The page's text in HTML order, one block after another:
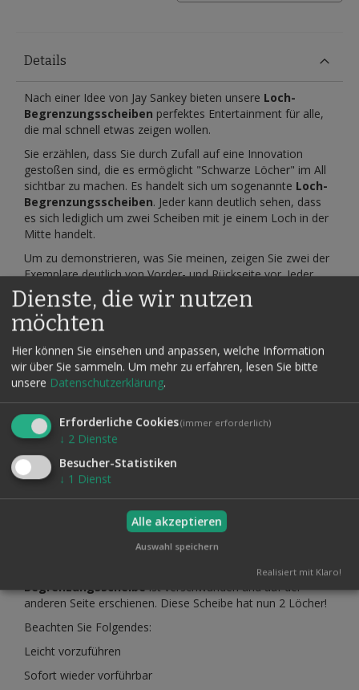
Details
Nach einer Idee von Jay Sankey bieten unsere Loch-
Begrenzungsscheiben perfektes Entertainment für alle,
die mal schnell etwas zeigen wollen.
Sie erzählen, dass Sie durch Zufall auf eine Innovation
gestoßen sind, die es ermöglicht "Schwarze Löcher" im All
sichtbar zu machen. Es handelt sich um sogenannte Loch-
Begrenzungsscheiben. Jeder kann deutlich sehen, dass
es sich lediglich um zwei Scheiben mit je einem Loch in der
Mitte handelt.
Um zu demonstrieren, was Sie meinen, zeigen Sie zwei der
Exemplare deutlich von Vorder- und Rückseite vor. Jeder
kann sehen, dass es sich um nichts weiter handelt als zwei
kräftige Unterlegscheiben aus Metall, wie diese im
Volksmund auch genannt werden.
Dadurch, dass durch die Scheiben die Löcher sichtbar
gemacht wurden, lassen sich diese nun auch verschieben,
sodass von diesen keine Gefahr mehr für die sie
umgebende Materie besteht. Um dieses zu demonstrieren,
Hand kommt nun eine Scheibe. Sobald Ihr Zuschauer die
Scheibe in der Hand hält bitten Sie ihn, diese zu schließen.
Pantomimisch nehmen Sie nun das Loch von der einen
Scheibe herunter und geben es imaginär auf die Scheibe in
der anderen Hand. Nach einer kleinen Exkursion in das
Weltall und die Kraft der schwarzen Löcher, bitten Sie Ihren
Zuschauer seine Hände wieder zu öffnen.
Was er nun zu sehen bekommt, hat bisher jedem Laien die
Sprache verschlagen. Das Loch auf der einenLoch-
Begrenzungsscheibeist verschwunden und auf der
anderen Seite erschienen. Diese Scheibe hat nun 2 Löcher!
Beachten Sie Folgendes:
Leicht vorzuführen
Sofort wieder vorführbar
Dienste, die wir nutzen
möchten
Hier können Sie einsehen und anpassen, welche Information
wir über Sie sammeln. Um mehr zu erfahren, lesen Sie bitte
unsere Datenschutzerklärung.
Erforderliche Cookies(immer erforderlich)
↓ 2 Dienste
Besucher-Statistiken
↓ 1 Dienst
Alle akzeptieren
Auswahl speichern
Realisiert mit Klaro!